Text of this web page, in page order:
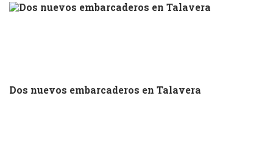
Dos nuevos embarcaderos en Talavera